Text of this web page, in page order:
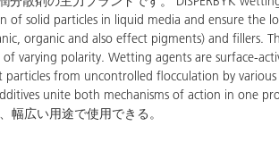
of solid particles in liquid media and ensure the
organic and also effect pigments) and fillers.
varying polarity. Wetting agents are surface-
particles from uncontrolled flocculation by
unite both mechanisms of action in one
幅広い用途で使用できる。